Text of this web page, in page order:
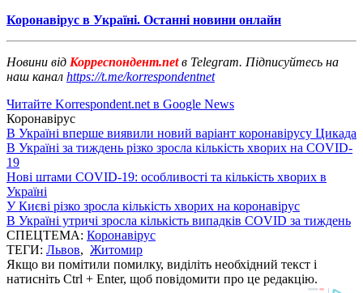
Коронавірус в Україні. Останні новини онлайн
Новини від Корреспондент.netв Telegram. Підписуйтесь на
наш канал https://t.me/korrespondentnet
Читайте Korrespondent.net в Google News
Коронавірус
В Україні вперше виявили новий варіант коронавірусу Цикада
В Україні за тиждень різко зросла кількість хворих на COVID-
19
Нові штами COVID-19: особливості та кількість хворих в
Україні
У Києві різко зросла кількість хворих на коронавірус
В Україні утричі зросла кількість випадків COVID за тиждень
СПЕЦТЕМА: Коронавірус
ТЕГИ: Львов, Житомир
Якщо ви помітили помилку, виділіть необхідний текст і
натисніть Ctrl + Enter, щоб повідомити про це редакцію.